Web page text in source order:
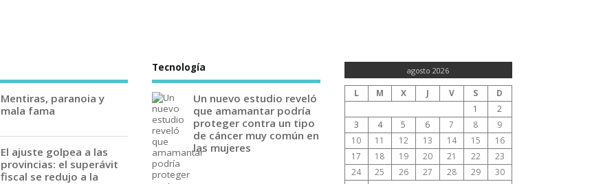
Mentiras, paranoia y
mala fama
El ajuste golpea a las
provincias: el superávit
fiscal se redujo a la
Tecnología
Un nuevo estudio reveló
que amamantar podría
proteger contra un tipo
de cáncer muy común en
las mujeres
agosto 2026
L M X J V S
D
1
2
3
4 5 6 7 8
9
10
11 12 13 14 15
16
17
18 19 20 21 22
23
24
25 26 27 28 29
30